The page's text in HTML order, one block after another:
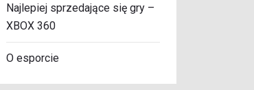
Najlepiej sprzedające się gry –
XBOX 360
O esporcie